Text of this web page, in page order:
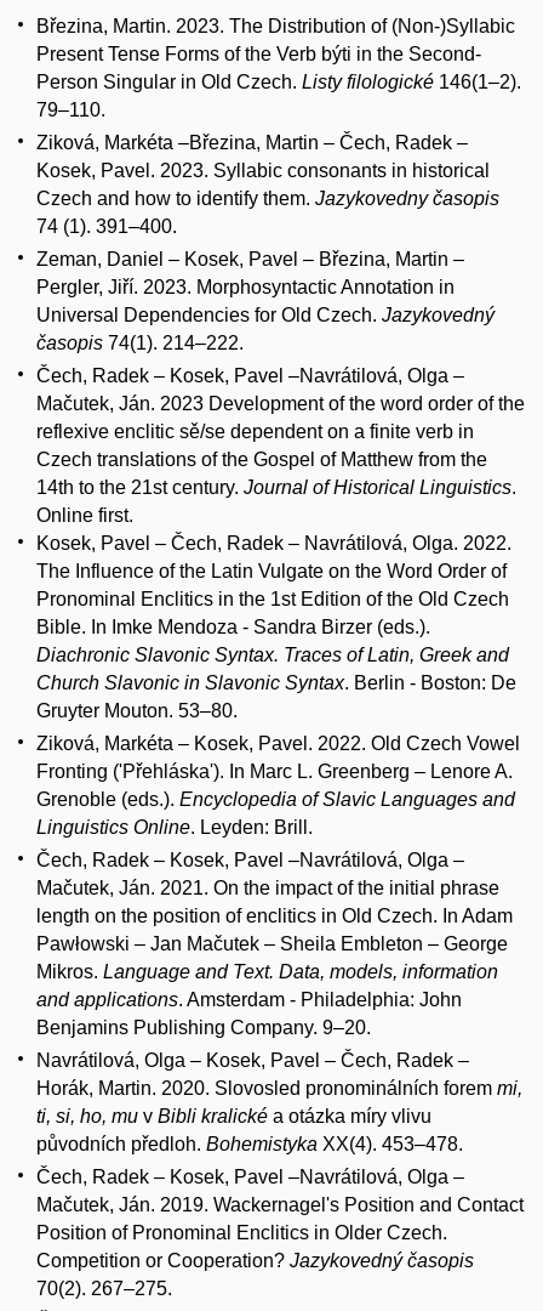
Březina, Martin. 2023. The Distribution of (Non-)Syllabic
Present Tense Forms of the Verb býti in the Second-
Person Singular in Old Czech. Listy filologické 146(1–2).
79–110.
Ziková, Markéta –Březina, Martin – Čech, Radek –
Kosek, Pavel. 2023. Syllabic consonants in historical
Czech and how to identify them. Jazykovedny časopis
74 (1). 391–400.
Zeman, Daniel – Kosek, Pavel – Březina, Martin –
Pergler, Jiří. 2023. Morphosyntactic Annotation in
Universal Dependencies for Old Czech. Jazykovedný
časopis 74(1). 214–222.
Čech, Radek – Kosek, Pavel –Navrátilová, Olga –
Mačutek, Ján. 2023 Development of the word order of the
reflexive enclitic sě/se dependent on a finite verb in
Czech translations of the Gospel of Matthew from the
14th to the 21st century. Journal of Historical Linguistics.
Online first.
Kosek, Pavel – Čech, Radek – Navrátilová, Olga. 2022.
The Influence of the Latin Vulgate on the Word Order of
Pronominal Enclitics in the 1st Edition of the Old Czech
Bible. In Imke Mendoza - Sandra Birzer (eds.).
Diachronic Slavonic Syntax. Traces of Latin, Greek and
Church Slavonic in Slavonic Syntax. Berlin - Boston: De
Gruyter Mouton. 53–80.
Ziková, Markéta – Kosek, Pavel. 2022. Old Czech Vowel
Fronting ('Přehláska'). In Marc L. Greenberg – Lenore A.
Grenoble (eds.). Encyclopedia of Slavic Languages and
Linguistics Online. Leyden: Brill.
Čech, Radek – Kosek, Pavel –Navrátilová, Olga –
Mačutek, Ján. 2021. On the impact of the initial phrase
length on the position of enclitics in Old Czech. In Adam
Pawłowski – Jan Mačutek – Sheila Embleton – George
Mikros. Language and Text. Data, models, information
and applications. Amsterdam - Philadelphia: John
Benjamins Publishing Company. 9–20.
Navrátilová, Olga – Kosek, Pavel – Čech, Radek –
Horák, Martin. 2020. Slovosled pronominálních forem mi,
ti, si, ho, mu v Bibli kralické a otázka míry vlivu
původních předloh. Bohemistyka XX(4). 453–478.
Čech, Radek – Kosek, Pavel –Navrátilová, Olga –
Mačutek, Ján. 2019. Wackernagel's Position and Contact
Position of Pronominal Enclitics in Older Czech.
Competition or Cooperation? Jazykovedný časopis
70(2). 267–275.